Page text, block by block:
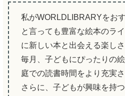
私がWORLDLIBRARYをお
と言っても豊富な絵本のラ
に新しい本と出会える楽し
毎月、子どもにぴったりの
庭での読書時間をより充実
さらに、子どもが興味を持